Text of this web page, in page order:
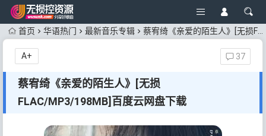
首页 华语热门 最新音乐专辑 蔡宥绮《亲爱的陌生人》[无损FLAC/MP3/198MB]百度云网盘下载
蔡宥绮《亲爱的陌生人》[无损
FLAC/MP3/198MB]百度云网盘下载
37
A+